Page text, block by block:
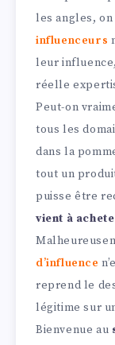
les angles,
influenceurs
leur
réelle
Peut-on
tous les
dans la
tout un
puisse être
vient à
d’influence
reprend le
légitime sur
Bienvenue au